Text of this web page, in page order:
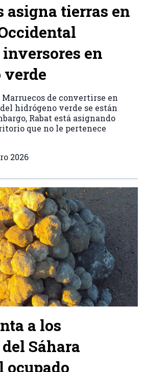
asigna tierras en
inversores en
de convertirse en
hidrógeno verde se están
Rabat está asignando
que no le pertenece
2026
a los
Sáhara
ocupado